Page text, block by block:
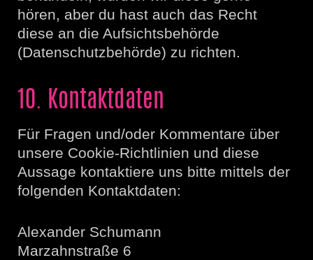
hören, aber du hast auch das Recht
diese an die Aufsichtsbehörde
(Datenschutzbehörde) zu richten.
10. Kontaktdaten
Für Fragen und/oder Kommentare über
unsere Cookie-Richtlinien und diese
Aussage kontaktiere uns bitte mittels der
folgenden Kontaktdaten:
Alexander Schumann
Marzahnstraße 6